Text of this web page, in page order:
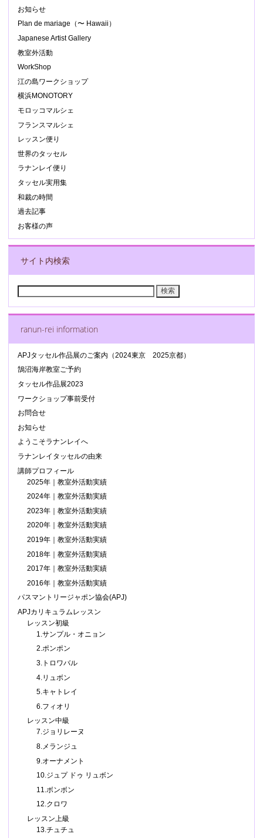
お知らせ
Plan de mariage（〜 Hawaii）
Japanese Artist Gallery
教室外活動
WorkShop
江の島ワークショップ
横浜MONOTORY
モロッコマルシェ
フランスマルシェ
レッスン便り
世界のタッセル
ラナンレイ便り
タッセル実用集
和裁の時間
過去記事
お客様の声
サイト内検索
ranun-rei information
APJタッセル作品展のご案内（2024東京 2025京都）
鵠沼海岸教室ご予約
タッセル作品展2023
ワークショップ事前受付
お問合せ
お知らせ
ようこそラナンレイへ
ラナンレイタッセルの由来
講師プロフィール
2025年｜教室外活動実績
2024年｜教室外活動実績
2023年｜教室外活動実績
2020年｜教室外活動実績
2019年｜教室外活動実績
2018年｜教室外活動実績
2017年｜教室外活動実績
2016年｜教室外活動実績
パスマントリージャポン協会(APJ)
APJカリキュラムレッスン
レッスン初級
1.サンプル・オニョン
2.ポンポン
3.トロワバル
4.リュボン
5.キャトレイ
6.フィオリ
レッスン中級
7.ジョリレーヌ
8.メランジュ
9.オーナメント
10.ジュプ ドゥ リュボン
11.ボンボン
12.クロワ
レッスン上級
13.チュチュ